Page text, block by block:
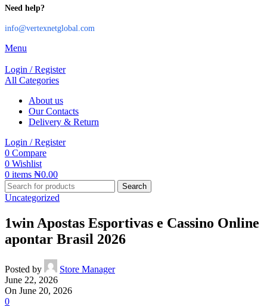
Need help?
info@vertexnetglobal.com
Menu
Login / Register
All Categories
About us
Our Contacts
Delivery & Return
Login / Register
0 Compare
0 Wishlist
0 items ₦0.00
Search
Uncategorized
1win Apostas Esportivas e Cassino Online
apontar Brasil 2026
Posted by
Store Manager
June 22, 2026
On June 20, 2026
0